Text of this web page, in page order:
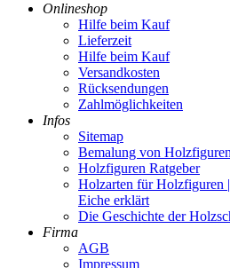
Onlineshop
Hilfe beim Kauf
Lieferzeit
Hilfe beim Kauf
Versandkosten
Rücksendungen
Zahlmöglichkeiten
Infos
Sitemap
Bemalung von
Holzfiguren Ratgeber
Holzarten für
Eiche erklärt
Die Geschichte der
Firma
AGB
Impressum